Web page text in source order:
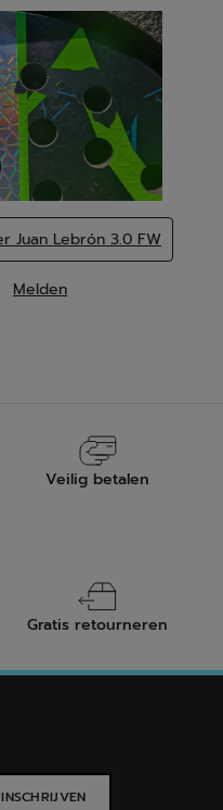
Veilig betalen
Gratis retourneren
INSCHRIJVEN